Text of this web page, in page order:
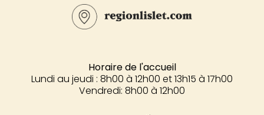
Horaire de l'accueil
Lundi au jeudi : 8h00 à 12h00 et 13h15 à 17h00
Vendredi: 8h00 à 12h00